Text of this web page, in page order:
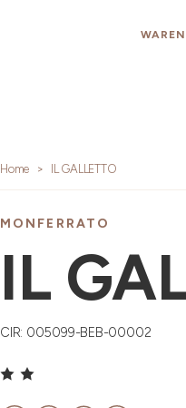
Home IL GALLETTO
MONFERRATO
IL
CIR: 005099-BEB-00002